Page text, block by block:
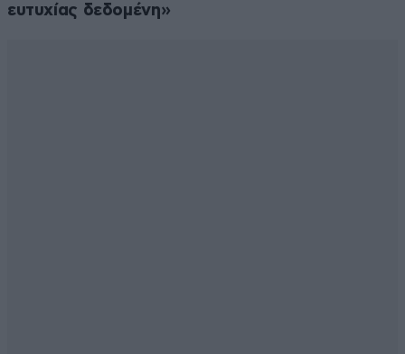
ευτυχίας δεδομένη»